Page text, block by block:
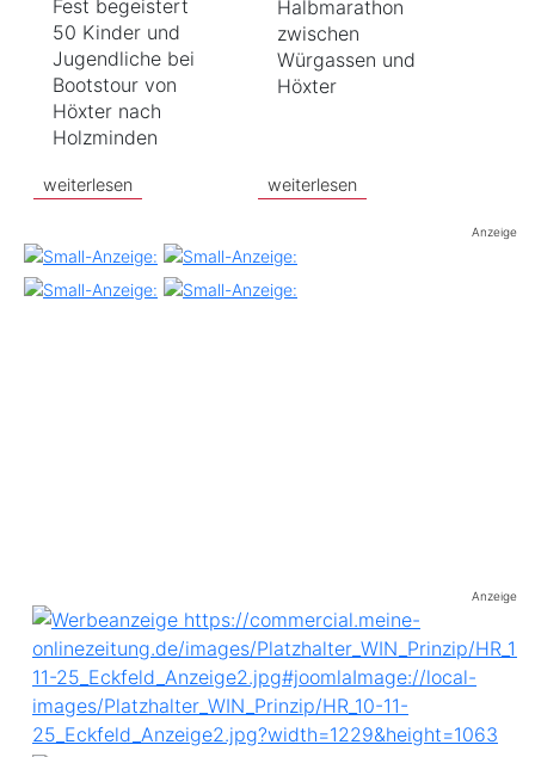
Fest begeistert
50 Kinder und
Jugendliche bei
Bootstour von
Höxter nach
Holzminden
weiterlesen
Halbmarathon
zwischen
Würgassen und
Höxter
weiterlesen
Anzeige
Anzeige